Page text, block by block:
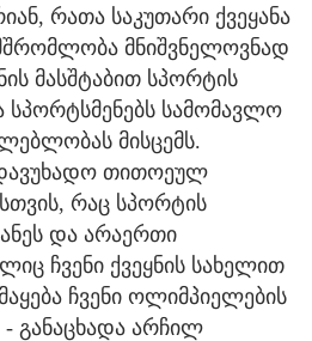
რათა საკუთარი ქვეყანა
მნიშვნელოვნად
მასშტაბით სპორტის
სპორტსმენებს სამომავლო
მისცემს.
თითოეულ
რაც სპორტის
და არაერთი
ჩვენი ქვეყნის სახელით
ჩვენი ოლიმპიელების
განაცხადა არჩილ